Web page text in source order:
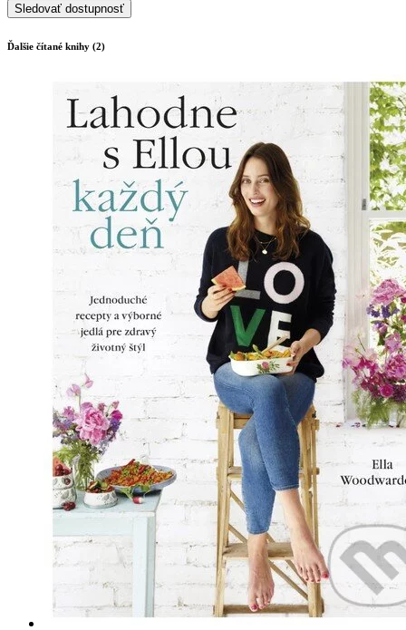
Sledovať dostupnosť
Ďalšie čítané knihy (2)